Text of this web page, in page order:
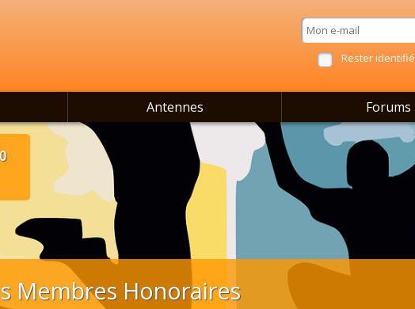
Rester identifié
Antennes Forums
Membres Honoraires